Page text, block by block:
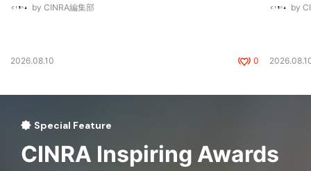
by CINRA編集部
2026.08.10 0
by
Special Feature
CINRA Inspiring Awards